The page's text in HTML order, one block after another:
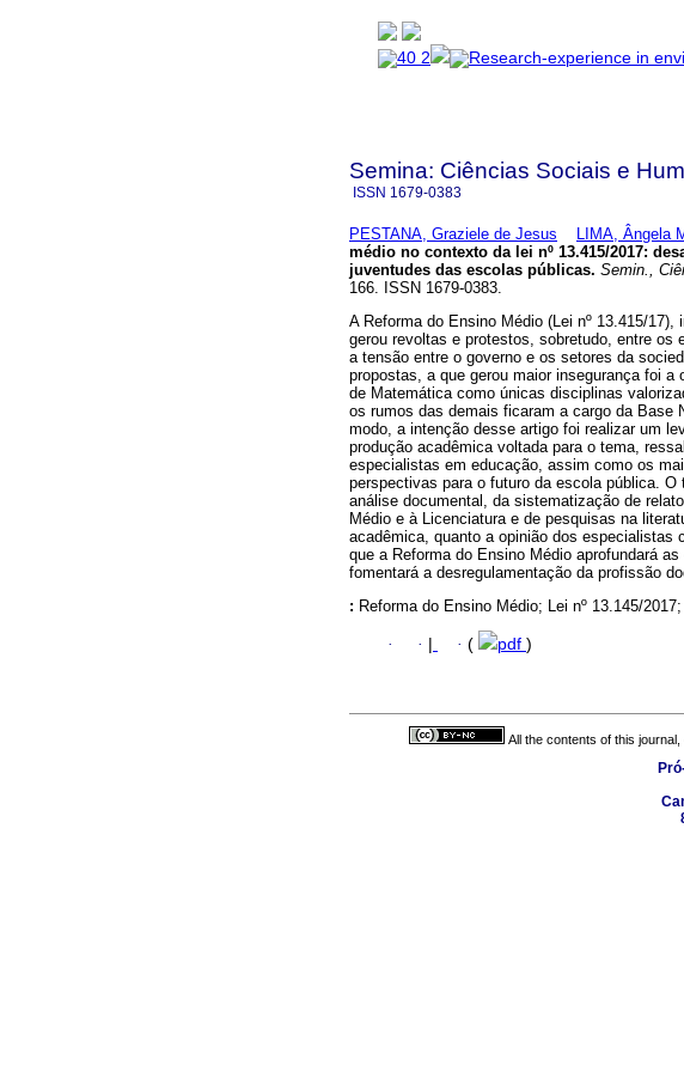
Semina: Ciências Sociais e
ISSN 1679-0383
PESTANA, Graziele de Jesus LIMA, Ângela
médio no contexto da lei nº 13.415/2017:
juventudes das escolas públicas. Semin.,
166. ISSN 1679-0383.
A Reforma do Ensino Médio (Lei nº 13.415/
gerou revoltas e protestos, sobretudo, entre os
a tensão entre o governo e os setores da
propostas, a que gerou maior insegurança foi a
de Matemática como únicas disciplinas
os rumos das demais ficaram a cargo da Base
modo, a intenção desse artigo foi realizar um
produção acadêmica voltada para o tema,
especialistas em educação, assim como os
perspectivas para o futuro da escola pública. O
análise documental, da sistematização de
Médio e à Licenciatura e de pesquisas na
acadêmica, quanto a opinião dos especialistas
que a Reforma do Ensino Médio aprofundará
fomentará a desregulamentação da profissão
: Reforma do Ensino Médio; Lei nº 13.145/
· · · ( pdf )
All the contents of this